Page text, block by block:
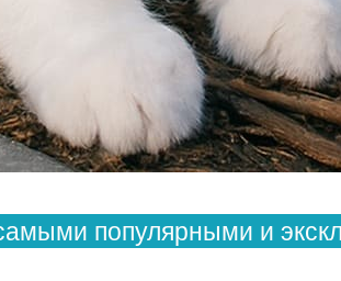
популярными и